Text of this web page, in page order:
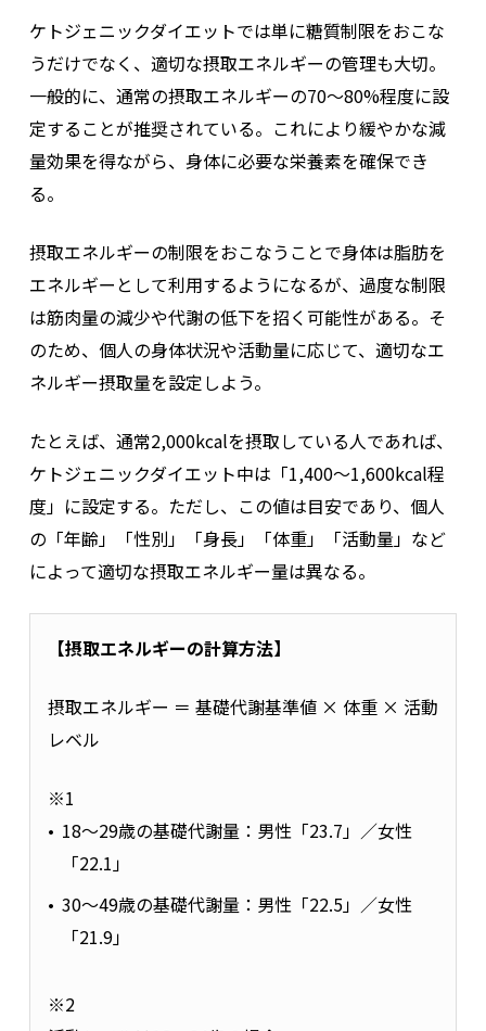
ケトジェニックダイエットでは単に糖質制限をおこな
うだけでなく、適切な摂取エネルギーの管理も大切。
一般的に、通常の摂取エネルギーの70〜80%程度に設
定することが推奨されている。これにより緩やかな減
量効果を得ながら、身体に必要な栄養素を確保でき
る。
摂取エネルギーの制限をおこなうことで身体は脂肪を
エネルギーとして利用するようになるが、過度な制限
は筋肉量の減少や代謝の低下を招く可能性がある。そ
のため、個人の身体状況や活動量に応じて、適切なエ
ネルギー摂取量を設定しよう。
たとえば、通常2,000kcalを摂取している人であれば、
ケトジェニックダイエット中は「1,400〜1,600kcal程
度」に設定する。ただし、この値は目安であり、個人
の「年齢」「性別」「身長」「体重」「活動量」など
によって適切な摂取エネルギー量は異なる。
【摂取エネルギーの計算方法】
摂取エネルギー ＝ 基礎代謝基準値 × 体重 × 活動
レベル
※1
18～29歳の基礎代謝量：男性「23.7」／女性
「22.1」
30～49歳の基礎代謝量：男性「22.5」／女性
「21.9」
※2